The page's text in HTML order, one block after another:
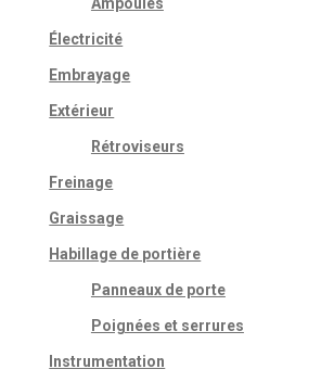
Ampoules
Électricité
Embrayage
Extérieur
Rétroviseurs
Freinage
Graissage
Habillage de portière
Panneaux de porte
Poignées et serrures
Instrumentation